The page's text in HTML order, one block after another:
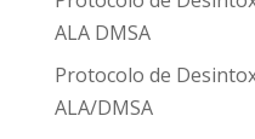
ALA DMSA
Protocolo de
ALA/DMSA